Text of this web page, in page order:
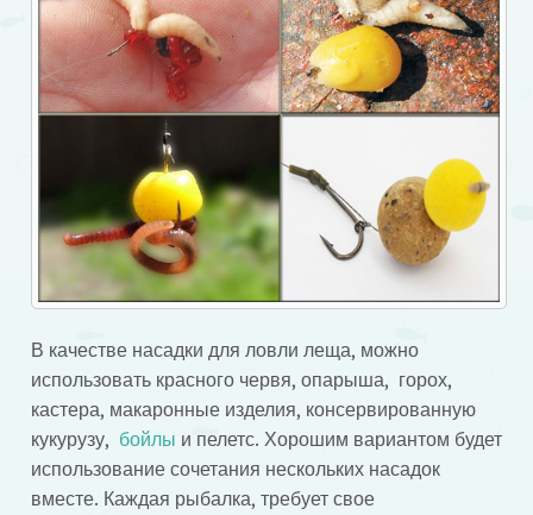
В качестве насадки для ловли леща, можно
использовать красного червя, опарыша, горох,
кастера, макаронные изделия, консервированную
кукурузу, бойлы и пелетс. Хорошим вариантом будет
использование сочетания нескольких насадок
вместе. Каждая рыбалка, требует свое